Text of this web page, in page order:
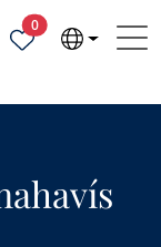
0Geselecteerde